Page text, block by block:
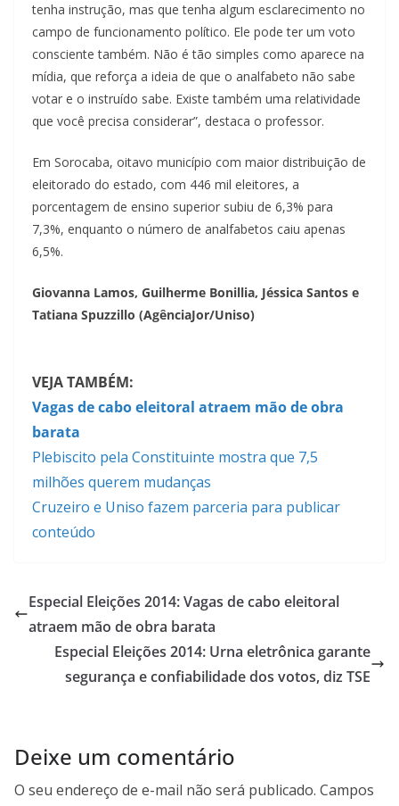
tenha instrução, mas que tenha algum esclarecimento no
campo de funcionamento político. Ele pode ter um voto
consciente também. Não é tão simples como aparece na
mídia, que reforça a ideia de que o analfabeto não sabe
votar e o instruído sabe. Existe também uma relatividade
que você precisa considerar”, destaca o professor.
Em Sorocaba, oitavo município com maior distribuição de
eleitorado do estado, com 446 mil eleitores, a
porcentagem de ensino superior subiu de 6,3% para
7,3%, enquanto o número de analfabetos caiu apenas
6,5%.
Giovanna Lamos, Guilherme Bonillia, Jéssica Santos e
Tatiana Spuzzillo (AgênciaJor/Uniso)
VEJA TAMBÉM:
Vagas de cabo eleitoral atraem mão de obra
barata
Plebiscito pela Constituinte mostra que 7,5
milhões querem mudanças
Cruzeiro e Uniso fazem parceria para publicar
conteúdo
Especial Eleições 2014: Vagas de cabo eleitoral
atraem mão de obra barata
Especial Eleições 2014: Urna eletrônica garante
segurança e confiabilidade dos votos, diz TSE
Deixe um comentário
O seu endereço de e-mail não será publicado. Campos